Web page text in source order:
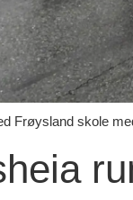
Frøysland skole